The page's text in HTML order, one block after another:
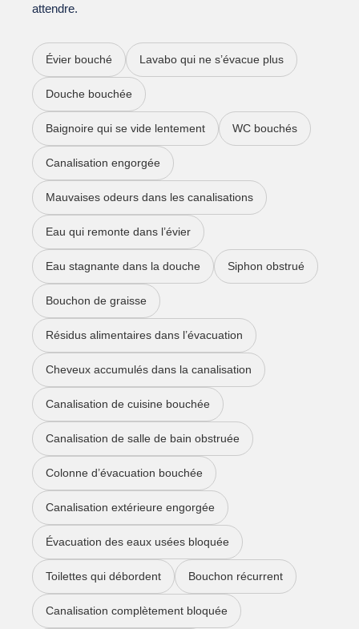
attendre.
Évier bouché Lavabo qui ne s’évacue plus
Douche bouchée
Baignoire qui se vide lentement WC bouchés
Canalisation engorgée
Mauvaises odeurs dans les canalisations
Eau qui remonte dans l’évier
Eau stagnante dans la douche Siphon obstrué
Bouchon de graisse
Résidus alimentaires dans l’évacuation
Cheveux accumulés dans la canalisation
Canalisation de cuisine bouchée
Canalisation de salle de bain obstruée
Colonne d’évacuation bouchée
Canalisation extérieure engorgée
Évacuation des eaux usées bloquée
Toilettes qui débordent Bouchon récurrent
Canalisation complètement bloquée